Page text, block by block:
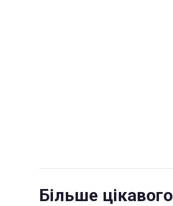
Більше цікавого